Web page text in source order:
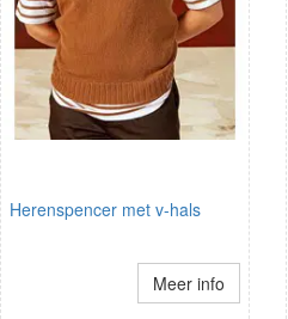
Herenspencer met v-hals
Meer info